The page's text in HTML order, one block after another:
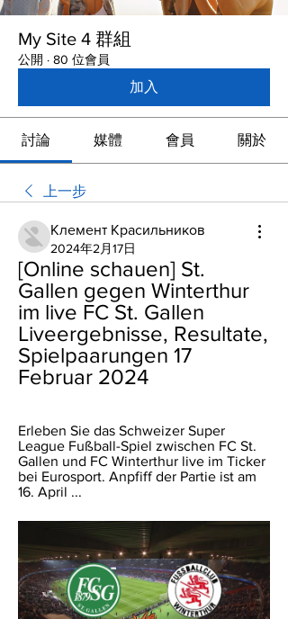
My Site 4 群組
公開 · 80 位會員
加入
討論 媒體 會員 關於
上一步
Клемент Красильников
2024年2月17日
[Online schauen] St.
Gallen gegen Winterthur
im live FC St. Gallen
Liveergebnisse, Resultate,
Spielpaarungen 17
Februar 2024
Erleben Sie das Schweizer Super
League Fußball-Spiel zwischen FC St.
Gallen und FC Winterthur live im Ticker
bei Eurosport. Anpfiff der Partie ist am
16. April ...